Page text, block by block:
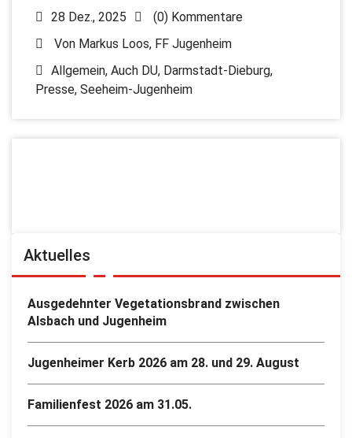
28 Dez., 2025
(0) Kommentare
Von Markus Loos, FF Jugenheim
Allgemein, Auch DU, Darmstadt-Dieburg,
Presse, Seeheim-Jugenheim
Aktuelles
Ausgedehnter Vegetationsbrand zwischen
Alsbach und Jugenheim
Jugenheimer Kerb 2026 am 28. und 29. August
Familienfest 2026 am 31.05.